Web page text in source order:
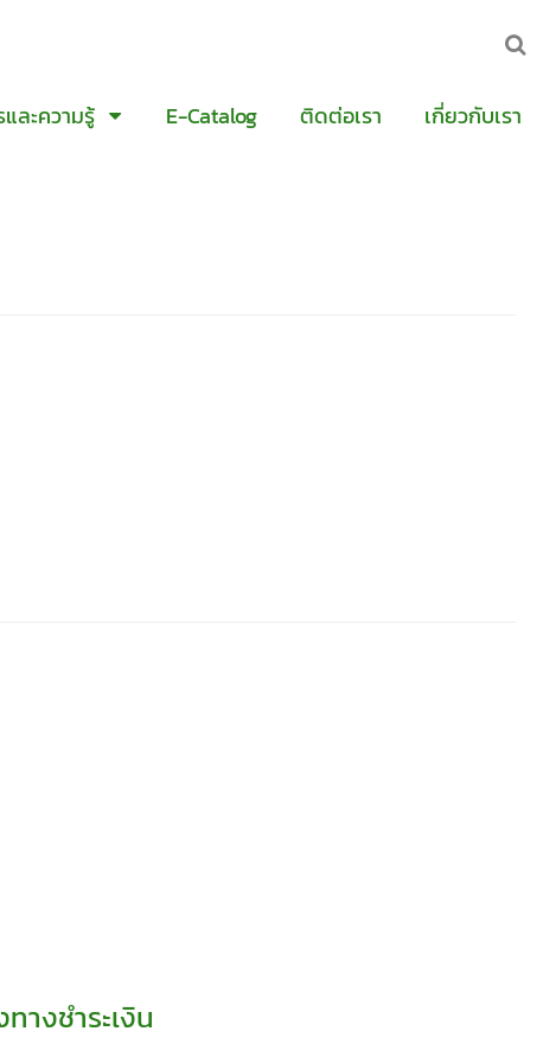
ละความรู้ E-Catalog ติดต่อเรา เกี่ยวกับเรา
างชำระเงิน